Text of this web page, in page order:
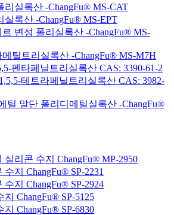
리실록산 -ChangFu® MS-CAT
록산 -ChangFu® MS-EPT
변성 폴리실록산 -ChangFu® MS-
틸트리실록산 -ChangFu® MS-M7H
펜타페닐트리실록산 CAS: 3390-61-2
테트라페닐트리실록산 CAS: 3982-
틸 말단 폴리디메틸실록산 -ChangFu®
리콘 수지 ChangFu® MP-2950
지 ChangFu® SP-2231
지 ChangFu® SP-2924
ChangFu® SP-5125
ChangFu® SP-6830